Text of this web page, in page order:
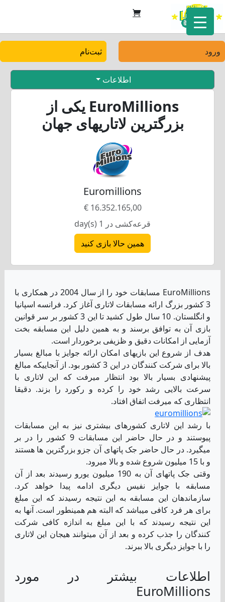
ورود ثبت‌نام
اطلاعات
EuroMillions یکی از
بزرگترین لاتاریهای جهان
Euromillions
16.352.165,00 €
قرعه‌کشی در 1 day(s)
همین حالا بازی کنید
EuroMillions مسابقات خود را از سال 2004 در همکاری با
3 کشور بزرگ ارائه مسابقات لاتاری آغاز کرد. فرانسه اسپانیا
و انگلستان. 10 سال طول کشید تا این 3 کشور بر سر قوانین
بازی آن به توافق برسند و به همین دلیل این مسابقه بخت
آزمایی از امکانات دقیق و ظزیفی برخوردار است.
هدف از شروع این بازیهای امکان ارائه جوایز با مبالغ بسیار
بالا برای شرکت کنندگان در این 3 کشور بود. از آنجاییکه مبالغ
پیشنهادی بسیار بالا بود انتظار میرفت که این لاتاری با
سرعت بالایی رشد خود را کرده و رکورد را بزند. دقیقا
انتظاری که میرفت اتفاق افتاد.
با رشد این لاتاری کشورهای بیشتری نیز به این مسابقات
پیوستند و در حال حاضر این مسابقات 9 کشور را در بر
میگیرد. در حال حاضر جک پاتهای آن جزو بزرگترین ها هستند
و با 15 میلیون شروع شده و بالا میرود.
وقتی جک پاتهای آن به 190 میلیون یورو رسیدند بعد از آن
مسابقه با جوایز نفیس دیگری ادامه پیدا خواهد کرد.
سازماندهان این مسابقه به این نتیجه رسیدند که این مبلغ
برای هر فرد کافی میباشد که البته هم همینطور است. آنها به
این نتیجه رسیدند که با این مبلغ به اندازه کافی شرکت
کنندگان را جذب کرده و بعد از آن میتوانند هیجان این لاتاری
را با جوایز دیگری بالا ببرند.
اطلاعات بیشتر در مورد
EuroMillions